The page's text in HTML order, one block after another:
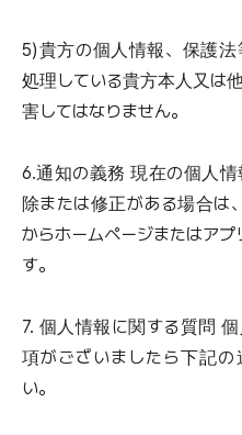
5)貴方の個人情報、保護
処理している貴方本人又は
害してはなりません。
6.通知の義務 現在の個人
除または修正がある場合は
からホームページまたはア
す。
7. 個人情報に関する質問
項がございましたら下記
い。